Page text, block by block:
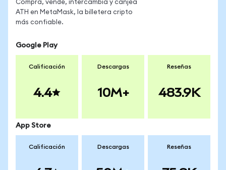
Compra, vende, intercambia y canjea
ATH en MetaMask, la billetera cripto
más confiable.
Google Play
Calificación
4.4
Descargas
10M+
Reseñas
483.9K
App Store
Calificación Descargas Reseñas